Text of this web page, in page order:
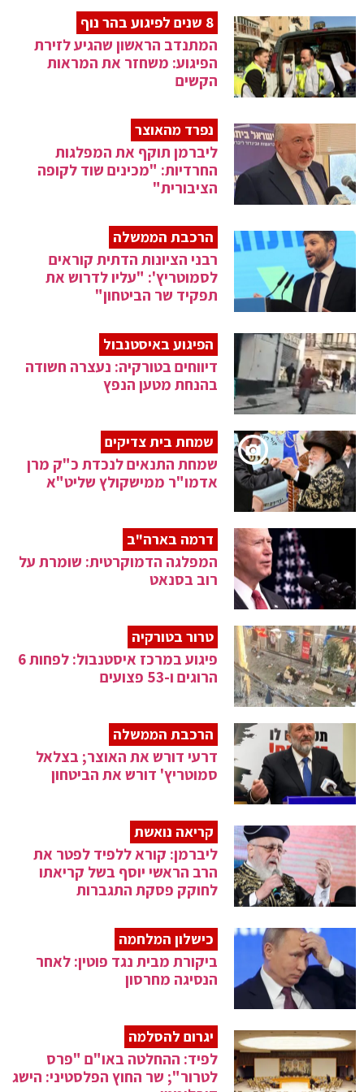
8 שנים לפיגוע בהר נוף
המתנדב הראשון שהגיע לזירת
הפיגוע: משחזר את המראות
הקשים
נפרד מהאוצר
ליברמן תוקף את המפלגות
החרדיות: "מכינים שוד לקופה
הציבורית"
הרכבת הממשלה
רבני הציונות הדתית קוראים
לסמוטריץ': "עליו לדרוש את
תפקיד שר הביטחון"
הפיגוע באיסטנבול
דיווחים בטורקיה: נעצרה חשודה
בהנחת מטען הנפץ
שמחת בית צדיקים
שמחת התנאים לנכדת כ"ק מרן
אדמו"ר ממישקולץ שליט"א
דרמה בארה"ב
המפלגה הדמוקרטית: שומרת על
רוב בסנאט
טרור בטורקיה
פיגוע במרכז איסטנבול: לפחות 6
הרוגים ו-53 פצועים
הרכבת הממשלה
דרעי דורש את האוצר; בצלאל
סמוטריץ' דורש את הביטחון
קריאה נואשת
ליברמן: קורא ללפיד לפטר את
הרב הראשי יוסף בשל קריאתו
לחוקק פסקת התגברות
כישלון המלחמה
ביקורת מבית נגד פוטין: לאחר
הנסיגה מחרסון
יגרום להסלמה
לפיד: ההחלטה באו"ם "פרס
לטרור"; שר החוץ הפלסטיני: הישג